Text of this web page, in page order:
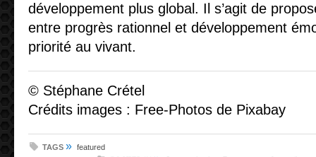
développement plus global. Il s’agit de
entre progrès rationnel et développement
priorité au vivant.
© Stéphane Crétel
Crédits images : Free-Photos de Pixabay
TAGS » featured